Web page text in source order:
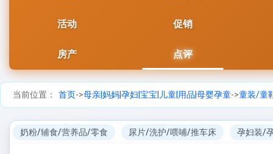
活动 促销
房产 点评
当前位置： 首页->母亲|妈妈|孕妇|宝宝|儿童|用品|母婴孕童->童装/童
奶粉/辅食/营养品/零食 尿片/洗护/喂哺/推车床 孕妇装/